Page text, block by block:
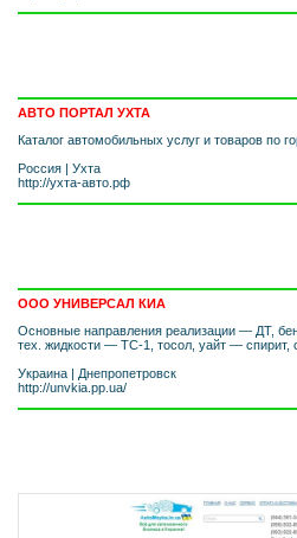
АВТО ПОРТАЛ УХТА
Каталог автомобильных услуг и товаров по
Россия | Ухта
http://ухта-авто.рф
ООО УНИВЕРСАЛ КИА
Основные направления реализации — ДТ,
тех. жидкости — ТС-1, тосол, уайт — спирит,
Украина | Днепропетровск
http://unvkia.pp.ua/